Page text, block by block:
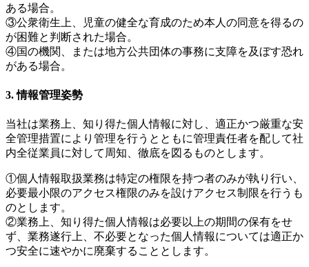
ある場合。
③公衆衛生上、児童の健全な育成のため本人の同意を得るの
が困難と判断された場合。
④国の機関、または地方公共団体の事務に支障を及ぼす恐れ
がある場合。
3. 情報管理姿勢
当社は業務上、知り得た個人情報に対し、適正かつ厳重な安
全管理措置により管理を行うとともに管理責任者を配して社
内全従業員に対して周知、徹底を図るものとします。
①個人情報取扱業務は特定の権限を持つ者のみが執り行い、
必要最小限のアクセス権限のみを設けアクセス制限を行うも
のとします。
②業務上、知り得た個人情報は必要以上の期間の保有をせ
ず、業務遂行上、不必要となった個人情報については適正か
つ安全に速やかに廃棄することとします。